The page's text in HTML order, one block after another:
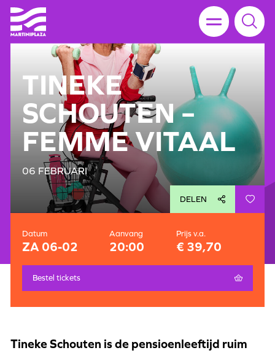
TINEKE
SCHOUTEN –
FEMME VITAAL
06 FEBRUARI
Tineke Schouten is de pensioenleeftijd ruim
DELEN
Datum
ZA 06-02
Aanvang
20:00
Prijs v.a.
€ 39,70
Bestel tickets